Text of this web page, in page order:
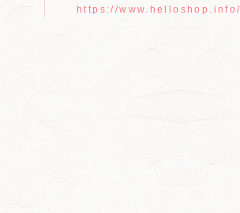
https://